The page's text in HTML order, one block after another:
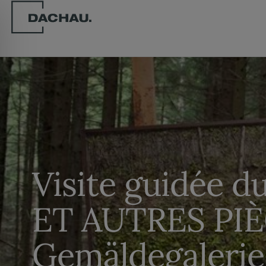
Visite guidée
ET AUTRES